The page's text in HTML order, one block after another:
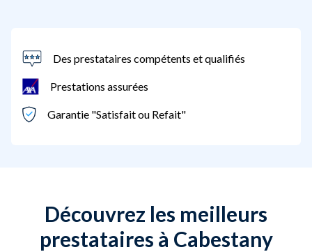
Des prestataires compétents et qualifiés
Prestations assurées
Garantie "Satisfait ou Refait"
Découvrez les meilleurs
prestataires à Cabestany